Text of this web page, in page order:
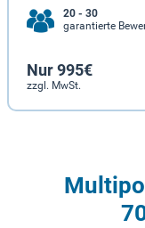
20 - 30
garantierte
Nur 995€
zzgl. MwSt.